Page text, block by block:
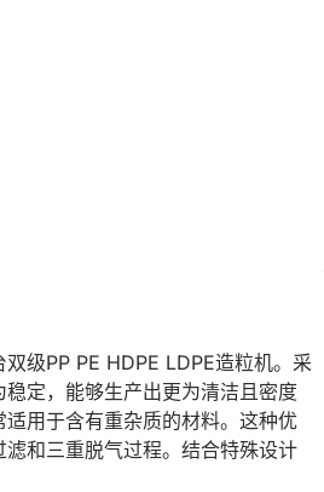
级PP PE HDPE LDPE造粒机。采
定，能够生产出更为清洁且密度
用于含有重杂质的材料。这种优
和三重脱气过程。结合特殊设计